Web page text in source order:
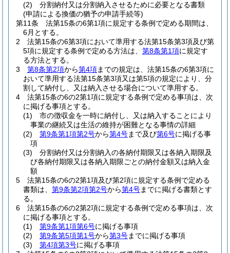
(2)
分割納付又は分割納入させるために必要となる書類
(申請による換価の猶予の申請手続等)
第11条
法第15条の6第1項に規定する条例で定める期間は、
6月とする。
2
法第15条の6第3項において準用する法第15条第3項及び第
5項に規定する条例で定める方法は、 第8条第1項に規定す
る方法とする。
3
第8条第2項から第4項までの規定は、法第15条の6第3項に
おいて準用する法第15条第3項又は第5項の規定により、分
割して納付し、又は納入させる場合について準用する。
4
法第15条の6の2第1項に規定する条例で定める事項は、次
に掲げる事項とする。
(1)
市の徴収金を一時に納付し、又は納入することにより
事業の継続又は生活の維持が困難となる事情の詳細
(2)
第9条第1項第2号から第4号まで及び第6号に掲げる事
項
(3)
分割納付又は分割納入の各納付期限又は各納入期限及
び各納付期限又は各納入期限ごとの納付金額又は納入金
額
5
法第15条の6の2第1項及び第2項に規定する条例で定める
書類は、 第9条第2項第2号から第4号までに掲げる書類とす
る。
6
法第15条の6の2第2項に規定する条例で定める事項は、次
に掲げる事項とする。
(1)
第9条第1項第6号に掲げる事項
(2)
第9条第5項第1号から第3号までに掲げる事項
(3)
第4項第3号に掲げる事項